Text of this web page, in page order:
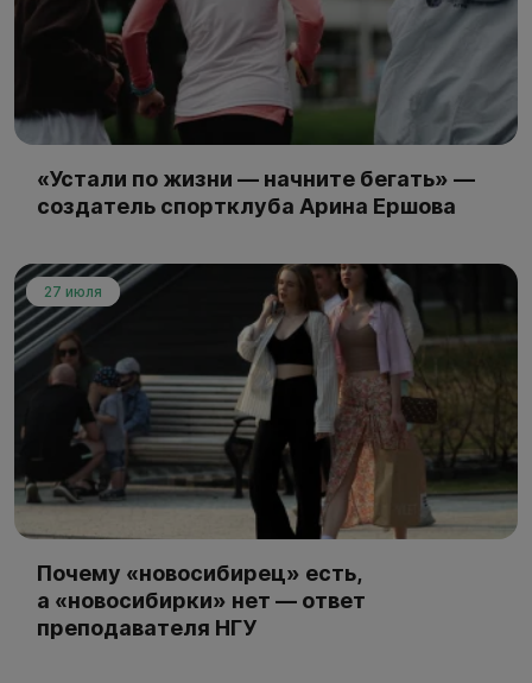
«Устали по жизни — начните бегать» —
создатель спортклуба Арина Ершова
27 июля
Почему «новосибирец» есть,
а «новосибирки» нет — ответ
преподавателя НГУ